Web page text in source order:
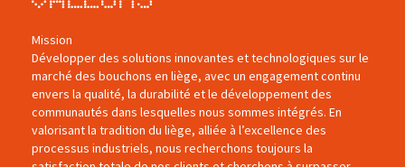
Mission
Développer des solutions innovantes et technologiques sur le
marché des bouchons en liège, avec un engagement continu
envers la qualité, la durabilité et le développement des
communautés dans lesquelles nous sommes intégrés. En
valorisant la tradition du liège, alliée à l’excellence des
processus industriels, nous recherchons toujours la